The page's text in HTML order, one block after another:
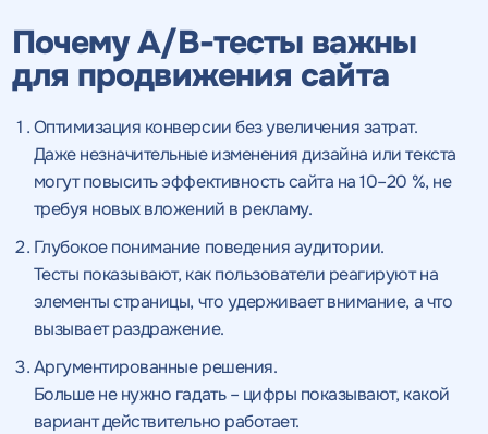
Почему A/B-тесты важны
для продвижения сайта
Оптимизация конверсии без увеличения затрат.
Даже незначительные изменения дизайна или текста
могут повысить эффективность сайта на 10–20 %, не
требуя новых вложений в рекламу.
Глубокое понимание поведения аудитории.
Тесты показывают, как пользователи реагируют на
элементы страницы, что удерживает внимание, а что
вызывает раздражение.
Аргументированные решения.
Больше не нужно гадать – цифры показывают, какой
вариант действительно работает.